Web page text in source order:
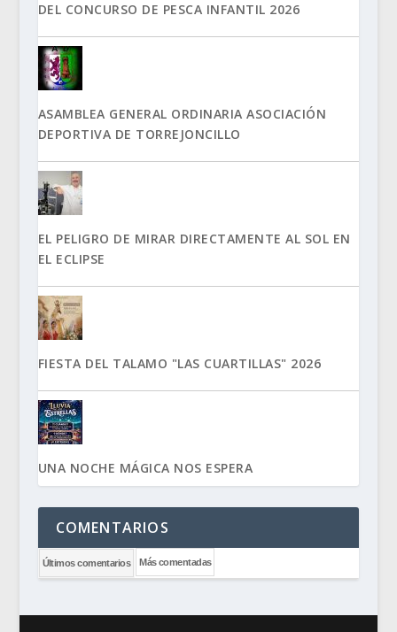
DEL CONCURSO DE PESCA INFANTIL 2026
ASAMBLEA GENERAL ORDINARIA ASOCIACIÓN
DEPORTIVA DE TORREJONCILLO
EL PELIGRO DE MIRAR DIRECTAMENTE AL SOL EN
EL ECLIPSE
FIESTA DEL TALAMO "LAS CUARTILLAS" 2026
UNA NOCHE MÁGICA NOS ESPERA
COMENTARIOS
Últimos comentarios Más comentadas